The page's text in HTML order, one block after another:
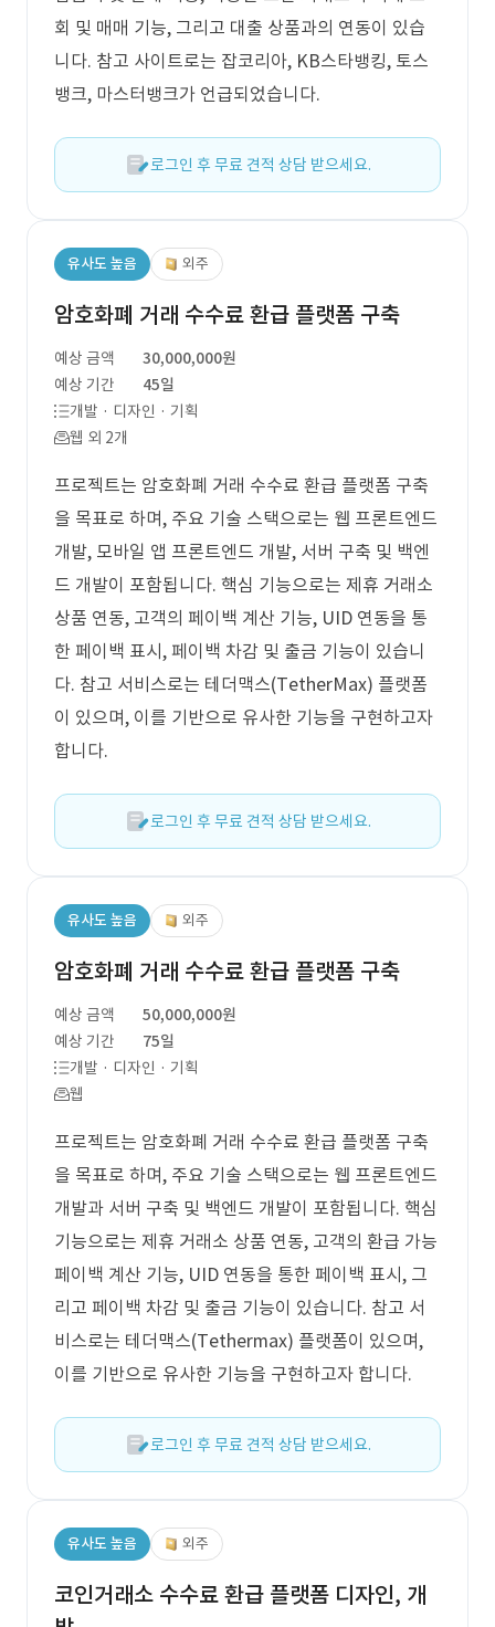
회 및 매매 기능, 그리고 대출 상품과의 연동이 있습
니다. 참고 사이트로는 잡코리아, KB스타뱅킹, 토스
뱅크, 마스터뱅크가 언급되었습니다.
로그인 후 무료 견적 상담 받으세요.
유사도 높음 외주
암호화폐 거래 수수료 환급 플랫폼 구축
예상 금액
30,000,000원
예상 기간
45일
개발 · 디자인 · 기획
웹 외 2개
프로젝트는 암호화폐 거래 수수료 환급 플랫폼 구축
을 목표로 하며, 주요 기술 스택으로는 웹 프론트엔드
개발, 모바일 앱 프론트엔드 개발, 서버 구축 및 백엔
드 개발이 포함됩니다. 핵심 기능으로는 제휴 거래소
상품 연동, 고객의 페이백 계산 기능, UID 연동을 통
한 페이백 표시, 페이백 차감 및 출금 기능이 있습니
다. 참고 서비스로는 테더맥스(TetherMax) 플랫폼
이 있으며, 이를 기반으로 유사한 기능을 구현하고자
합니다.
로그인 후 무료 견적 상담 받으세요.
유사도 높음 외주
암호화폐 거래 수수료 환급 플랫폼 구축
예상 금액
50,000,000원
예상 기간
75일
개발 · 디자인 · 기획
웹
프로젝트는 암호화폐 거래 수수료 환급 플랫폼 구축
을 목표로 하며, 주요 기술 스택으로는 웹 프론트엔드
개발과 서버 구축 및 백엔드 개발이 포함됩니다. 핵심
기능으로는 제휴 거래소 상품 연동, 고객의 환급 가능
페이백 계산 기능, UID 연동을 통한 페이백 표시, 그
리고 페이백 차감 및 출금 기능이 있습니다. 참고 서
비스로는 테더맥스(Tethermax) 플랫폼이 있으며,
이를 기반으로 유사한 기능을 구현하고자 합니다.
로그인 후 무료 견적 상담 받으세요.
유사도 높음 외주
코인거래소 수수료 환급 플랫폼 디자인, 개